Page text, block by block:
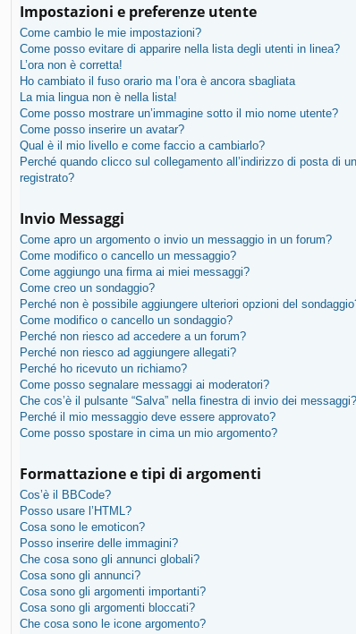
Impostazioni e preferenze utente
Come cambio le mie impostazioni?
Come posso evitare di apparire nella lista degli utenti in linea?
L’ora non è corretta!
Ho cambiato il fuso orario ma l’ora è ancora sbagliata
La mia lingua non è nella lista!
Come posso mostrare un’immagine sotto il mio nome utente?
Come posso inserire un avatar?
Qual è il mio livello e come faccio a cambiarlo?
Perché quando clicco sul collegamento all’indirizzo di posta di
registrato?
Invio Messaggi
Come apro un argomento o invio un messaggio in un forum?
Come modifico o cancello un messaggio?
Come aggiungo una firma ai miei messaggi?
Come creo un sondaggio?
Perché non è possibile aggiungere ulteriori opzioni del
Come modifico o cancello un sondaggio?
Perché non riesco ad accedere a un forum?
Perché non riesco ad aggiungere allegati?
Perché ho ricevuto un richiamo?
Come posso segnalare messaggi ai moderatori?
Che cos’è il pulsante “Salva” nella finestra di invio dei messaggi?
Perché il mio messaggio deve essere approvato?
Come posso spostare in cima un mio argomento?
Formattazione e tipi di argomenti
Cos’è il BBCode?
Posso usare l’HTML?
Cosa sono le emoticon?
Posso inserire delle immagini?
Che cosa sono gli annunci globali?
Cosa sono gli annunci?
Cosa sono gli argomenti importanti?
Cosa sono gli argomenti bloccati?
Che cosa sono le icone argomento?